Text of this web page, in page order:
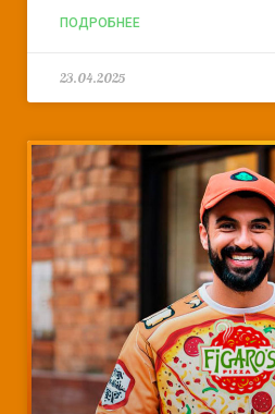
ПОДРОБНЕЕ
23.04.2025